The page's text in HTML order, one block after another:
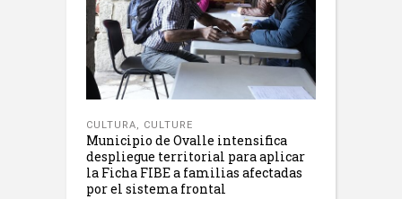
CULTURA, CULTURE
Municipio de Ovalle intensifica
despliegue territorial para aplicar
la Ficha FIBE a familias afectadas
por el sistema frontal